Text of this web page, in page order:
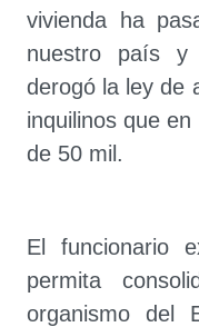
vivienda ha
nuestro país y
derogó la ley de
inquilinos que
de 50 mil.
El funcionario
permita
organismo del